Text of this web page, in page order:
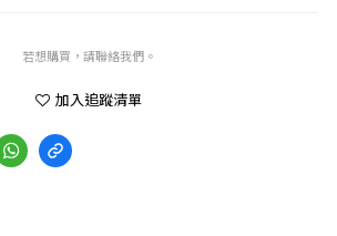
若想購買，請聯絡我們。
加入追蹤清單